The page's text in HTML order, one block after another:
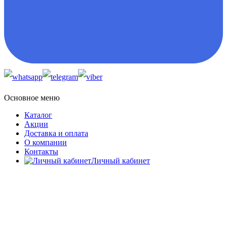
Основное меню
Каталог
Акции
Доставка и оплата
О компании
Контакты
Личный кабинет